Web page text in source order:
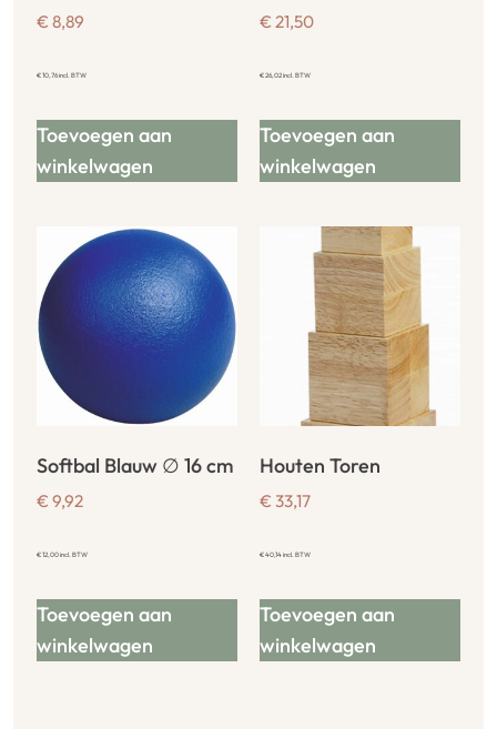
€ 8,89
€10,76incl. BTW
Toevoegen aan
winkelwagen
€ 21,50
€26,02incl. BTW
Toevoegen aan
winkelwagen
Softbal Blauw ∅ 16 cm
€ 9,92
€12,00incl. BTW
Toevoegen aan
winkelwagen
Houten Toren
€ 33,17
€40,14incl. BTW
Toevoegen aan
winkelwagen